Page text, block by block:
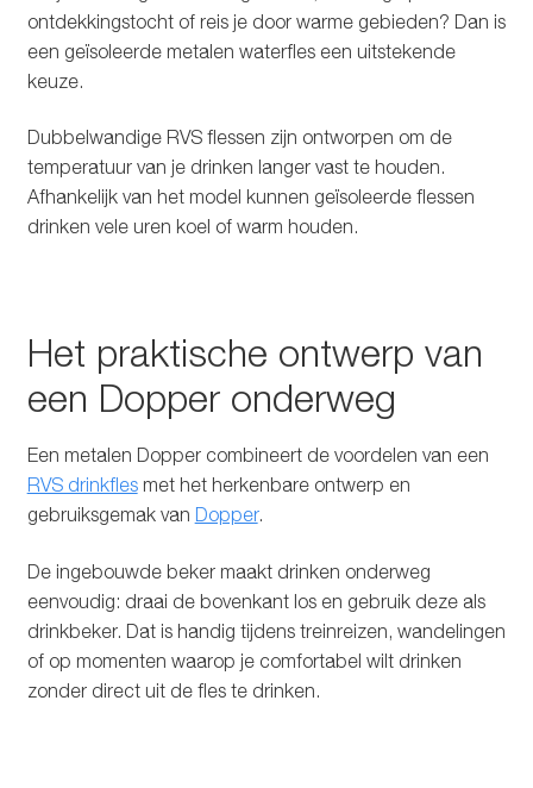
ontdekkingstocht of reis je door warme gebieden? Dan is
een geïsoleerde metalen waterfles een uitstekende
keuze.
Dubbelwandige RVS flessen zijn ontworpen om de
temperatuur van je drinken langer vast te houden.
Afhankelijk van het model kunnen geïsoleerde flessen
drinken vele uren koel of warm houden.
Het praktische ontwerp van
een Dopper onderweg
Een metalen Dopper combineert de voordelen van een
RVS drinkflesmet het herkenbare ontwerp en
gebruiksgemak van Dopper.
De ingebouwde beker maakt drinken onderweg
eenvoudig: draai de bovenkant los en gebruik deze als
drinkbeker. Dat is handig tijdens treinreizen, wandelingen
of op momenten waarop je comfortabel wilt drinken
zonder direct uit de fles te drinken.